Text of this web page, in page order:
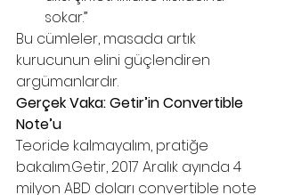
sokar.”
Bu cümleler, masada artık
kurucunun elini güçlendiren
argümanlardır.
Gerçek Vaka: Getir’in Convertible
Note’u
Teoride kalmayalım, pratiğe
bakalım.Getir, 2017 Aralık ayında 4
milyon ABD doları convertible note